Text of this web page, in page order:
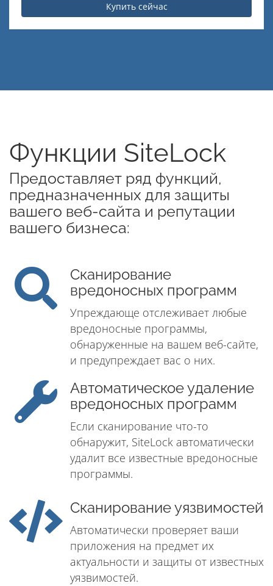
Купить сейчас
Функции SiteLock
Предоставляет ряд функций,
предназначенных для защиты
вашего веб-сайта и репутации
вашего бизнеса:
Сканирование
вредоносных программ
Упреждающе отслеживает любые
вредоносные программы,
обнаруженные на вашем веб-сайте,
и предупреждает вас о них.
Автоматическое удаление
вредоносных программ
Если сканирование что-то
обнаружит, SiteLock автоматически
удалит все известные вредоносные
программы.
Сканирование уязвимостей
Автоматически проверяет ваши
приложения на предмет их
актуальности и защиты от известных
уязвимостей.